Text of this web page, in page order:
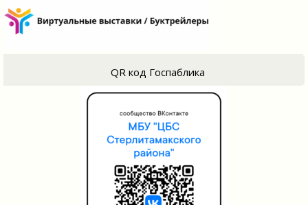
QR код Госпаблика